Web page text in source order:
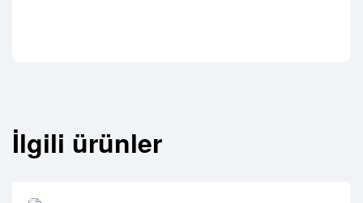
İlgili ürünler